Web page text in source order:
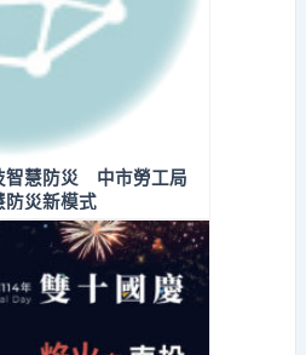
智慧防災 中市勞工局
防災新模式